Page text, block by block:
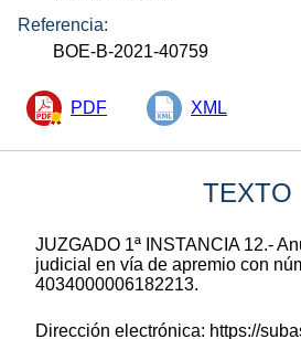
Referencia:
BOE-B-2021-40759
PDF XML
TEXTO
JUZGADO 1ª INSTANCIA 12.-
judicial en vía de apremio con
4034000006182213.
Dirección electrónica: https://